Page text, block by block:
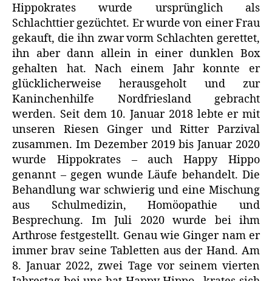
Hippokrates wurde ursprünglich als
Schlachttier gezüchtet. Er wurde von einer Frau
gekauft, die ihn zwar vorm Schlachten gerettet,
ihn aber dann allein in einer dunklen Box
gehalten hat. Nach einem Jahr konnte er
glücklicherweise herausgeholt und zur
Kaninchenhilfe Nordfriesland gebracht
werden. Seit dem 10. Januar 2018 lebte er mit
unseren Riesen Ginger und Ritter Parzival
zusammen. Im Dezember 2019 bis Januar 2020
wurde Hippokrates – auch Happy Hippo
genannt – gegen wunde Läufe behandelt. Die
Behandlung war schwierig und eine Mischung
aus Schulmedizin, Homöopathie und
Besprechung. Im Juli 2020 wurde bei ihm
Arthrose festgestellt. Genau wie Ginger nam er
immer brav seine Tabletten aus der Hand. Am
8. Januar 2022, zwei Tage vor seinem vierten